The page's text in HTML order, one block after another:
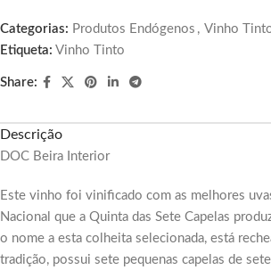
Categorias: Produtos Endógenos , Vinho
Etiqueta: Vinho Tinto
Share:
Descrição
DOC Beira Interior
Este vinho foi vinificado com as melhores
Nacional que a Quinta das Sete Capelas
o nome a esta colheita selecionada, está
tradição, possui sete pequenas capelas de